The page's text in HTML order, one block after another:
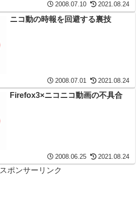
2008.07.10 2021.08.24
ニコ動の時報を回避する裏技
2008.07.01 2021.08.24
Firefox3×ニコニコ動画の不具合
2008.06.25 2021.08.24
スポンサーリンク